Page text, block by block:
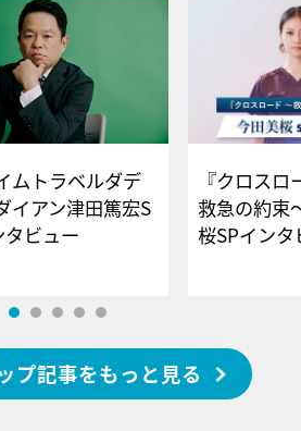
ムトラベルダデ
イアン津田篤宏S
タビュー
『クロス
救急の約束
桜SPイ
プ記事をもっと見る